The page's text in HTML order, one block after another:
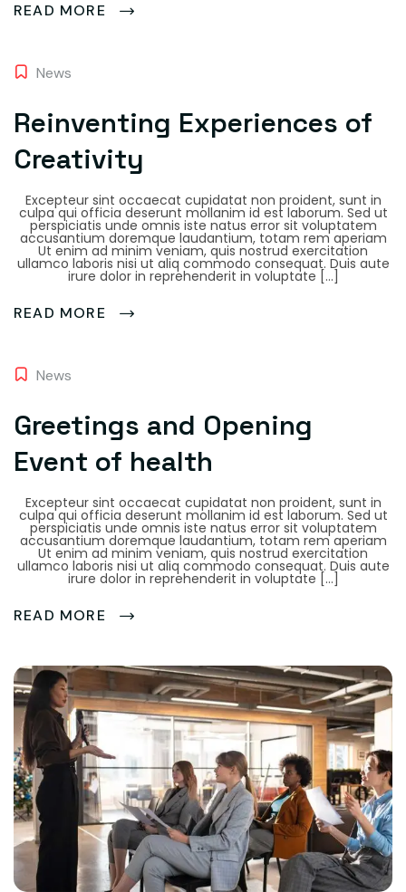
READ MORE
News
Reinventing Experiences of
Creativity
Excepteur sint occaecat cupidatat non proident, sunt in
culpa qui officia deserunt mollanim id est laborum. Sed ut
perspiciatis unde omnis iste natus error sit voluptatem
accusantium doremque laudantium, totam rem aperiam
Ut enim ad minim veniam, quis nostrud exercitation
ullamco laboris nisi ut aliq commodo consequat. Duis aute
irure dolor in reprehenderit in voluptate […]
READ MORE
News
Greetings and Opening
Event of health
Excepteur sint occaecat cupidatat non proident, sunt in
culpa qui officia deserunt mollanim id est laborum. Sed ut
perspiciatis unde omnis iste natus error sit voluptatem
accusantium doremque laudantium, totam rem aperiam
Ut enim ad minim veniam, quis nostrud exercitation
ullamco laboris nisi ut aliq commodo consequat. Duis aute
irure dolor in reprehenderit in voluptate […]
READ MORE